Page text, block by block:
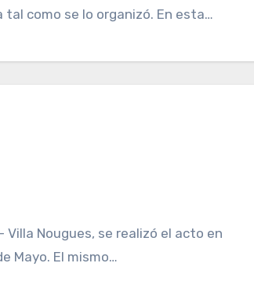
como se lo organizó. En esta…
Mayo. El mismo…